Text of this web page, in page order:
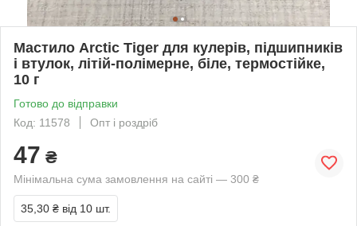
Мастило Arctic Tiger для кулерів, підшипників
і втулок, літій-полімерне, біле, термостійке,
10 г
Готово до відправки
Код: 11578
Опт і роздріб
47 ₴
Мінімальна сума замовлення на сайті — 300 ₴
35,30 ₴ від 10 шт.